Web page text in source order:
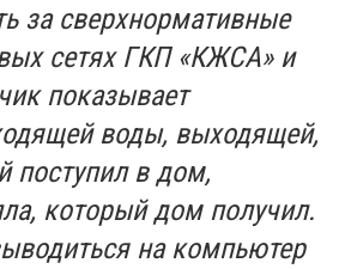
за сверхнормативные
сетях ГКП «КЖСА» и
показывает
воды, выходящей,
поступил в дом,
который дом получил.
на компьютер